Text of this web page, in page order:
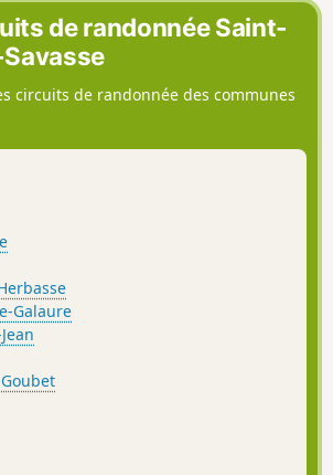
de randonnée Saint-
circuits de randonnée des communes
Galaure